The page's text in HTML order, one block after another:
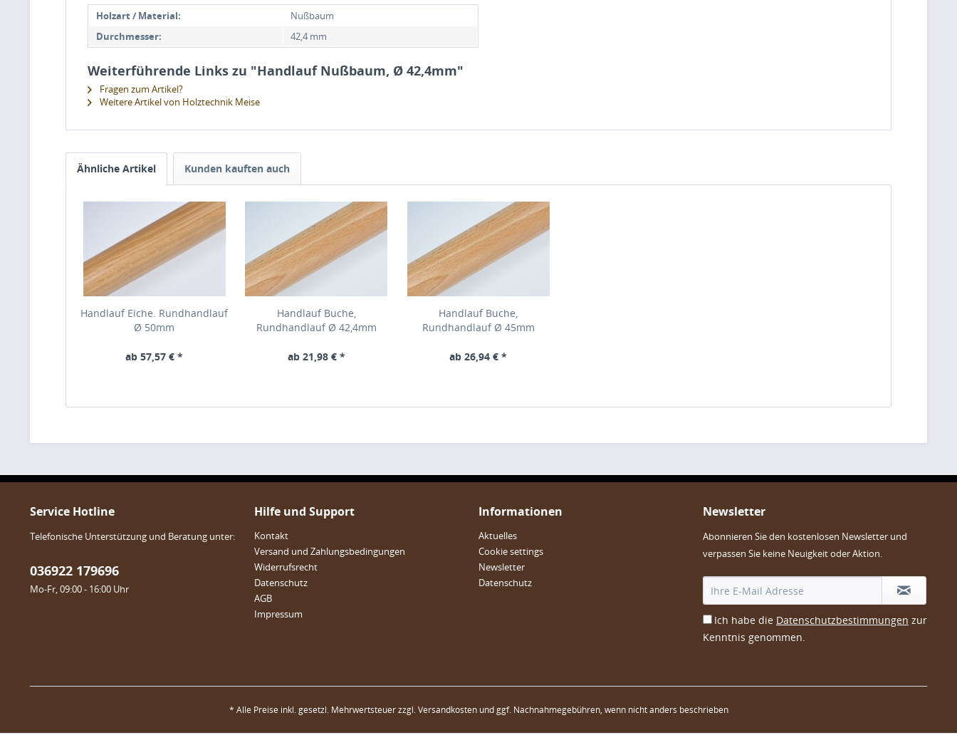
Holzart / Material:
Nußbaum
Durchmesser:
42,4 mm
Weiterführende Links zu "Handlauf Nußbaum, Ø 42,4mm"
Fragen zum Artikel?
Weitere Artikel von Holztechnik Meise
Ähnliche Artikel Kunden kauften auch
Handlauf Eiche. Rundhandlauf
Ø 50mm
ab 57,57 € *
Handlauf Buche,
Rundhandlauf Ø 42,4mm
ab 21,98 € *
Handlauf Buche,
Rundhandlauf Ø 45mm
ab 26,94 € *
Service Hotline
Telefonische Unterstützung und Beratung unter:
036922 179696
Mo-Fr, 09:00 - 16:00 Uhr
Hilfe und Support
Kontakt
Versand und Zahlungsbedingungen
Widerrufsrecht
Datenschutz
AGB
Impressum
Informationen
Aktuelles
Cookie settings
Newsletter
Datenschutz
Newsletter
Abonnieren Sie den kostenlosen Newsletter und
verpassen Sie keine Neuigkeit oder Aktion.
Ich habe die Datenschutzbestimmungen zur
Kenntnis genommen.
* Alle Preise inkl. gesetzl. Mehrwertsteuer zzgl.Versandkostenund ggf. Nachnahmegebühren, wenn nicht anders beschrieben